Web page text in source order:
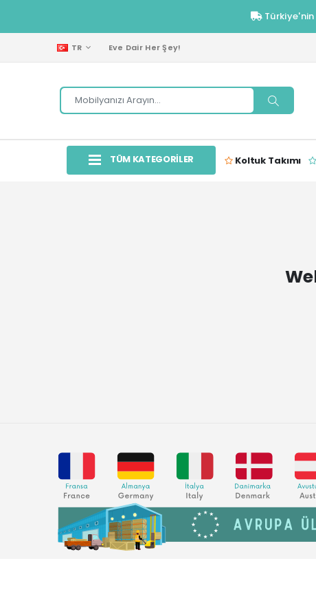
Türkiye'nin
TR Eve Dair Her Şey!
TÜM KATEGORİLER Koltuk Takımı